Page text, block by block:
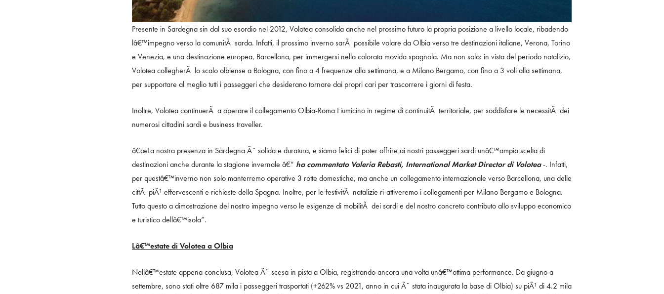
Presente in Sardegna sin dal suo esordio nel 2012, Volotea consolida anche nel prossimo futuro la propria posizione a livello locale, ribadendo
lâ€™impegno verso la comunitÃ sarda. Infatti, il prossimo inverno sarÃ possibile volare da Olbia verso tre destinazioni italiane, Verona, Torino
e Venezia, e una destinazione europea, Barcellona, per immergersi nella colorata movida spagnola. Ma non solo: in vista del periodo natalizio,
Volotea collegherÃ lo scalo olbiense a Bologna, con fino a 4 frequenze alla settimana, e a Milano Bergamo, con fino a 3 voli alla settimana,
per supportare al meglio tutti i passeggeri che desiderano tornare dai propri cari per trascorrere i giorni di festa.
Inoltre, Volotea continuerÃ a operare il collegamento Olbia-Roma Fiumicino in regime di continuitÃ territoriale, per soddisfare le necessitÃ dei
numerosi cittadini sardi e business traveller.
â€œLa nostra presenza in Sardegna Ã¨ solida e duratura, e siamo felici di poter offrire ai nostri passeggeri sardi unâ€™ampia scelta di
destinazioni anche durante la stagione invernale â€“ ha commentato Valeria Rebasti, International Market Director di Volotea-. Infatti,
per questâ€™inverno non solo manterremo operative 3 rotte domestiche, ma anche un collegamento internazionale verso Barcellona, una delle
cittÃ piÃ¹ effervescenti e richieste della Spagna. Inoltre, per le festivitÃ natalizie ri-attiveremo i collegamenti per Milano Bergamo e Bologna.
Tutto questo a dimostrazione del nostro impegno verso le esigenze di mobilitÃ dei sardi e del nostro concreto contributo allo sviluppo economico
e turistico dellâ€™isola”.
Lâ€™estate di Volotea a Olbia
Nellâ€™estate appena conclusa, Volotea Ã¨ scesa in pista a Olbia, registrando ancora una volta unâ€™ottima performance. Da giugno a
settembre, sono stati oltre 687 mila i passeggeri trasportati (+262% vs 2021, anno in cui Ã¨ stata inaugurata la base di Olbia) su piÃ¹ di 4.2 mila